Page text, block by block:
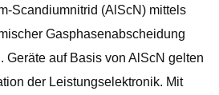
Scandiumnitrid (AlScN) mittels
Gasphasenabscheidung
Geräte auf Basis von AlScN gelten
der Leistungselektronik. Mit